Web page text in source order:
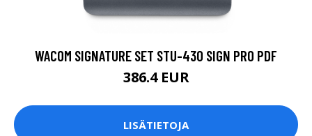
WACOM SIGNATURE SET STU-430 SIGN PRO PDF
386.4 EUR
LISÄTIETOJA